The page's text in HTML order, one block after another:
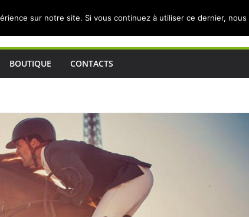
BOUTIQUE CONTACTS
sur notre site. Si vous continuez à utiliser ce dernier,